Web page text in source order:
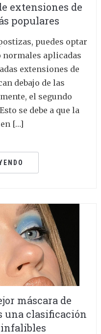
extensiones de
populares
puedes optar
normales aplicadas
extensiones de
debajo de las
el segundo
se debe a que la
[…]
máscara de
una clasificación